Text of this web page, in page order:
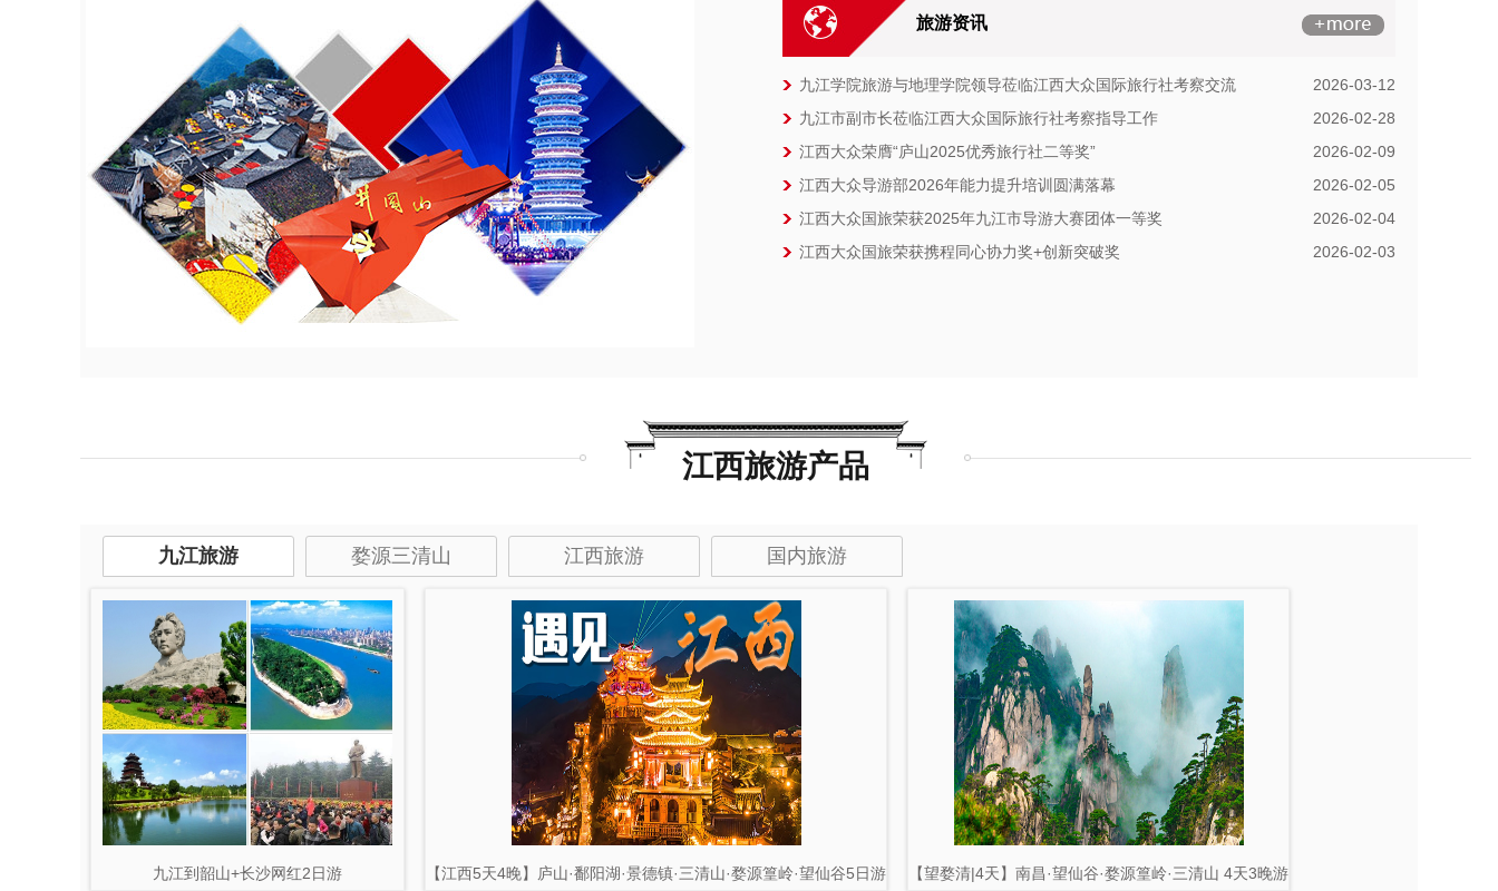
旅游资讯
2026-03-12
九江学院旅游与地理学院领导莅临江西大众国际旅行社考察交流
2026-02-28
九江市副市长莅临江西大众国际旅行社考察指导工作
2026-02-09
江西大众荣膺“庐山2025优秀旅行社二等奖”
2026-02-05
江西大众导游部2026年能力提升培训圆满落幕
2026-02-04
江西大众国旅荣获2025年九江市导游大赛团体一等奖
2026-02-03
江西大众国旅荣获携程同心协力奖+创新突破奖
江西旅游产品
九江旅游 婺源三清山 江西旅游 国内旅游
九江到韶山+长沙网红2日游 【江西5天4晚】庐山·鄱阳湖·景德镇·三清山·婺源篁岭·望仙谷5日游 【望婺清|4天】南昌·望仙谷·婺源篁岭·三清山 4天3晚游